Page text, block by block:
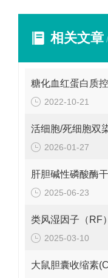
相关文章
糖化血红蛋白质
2022-10-21
2026-01-27
肝胆碱性磷酸酶
2025-06-23
类风湿因子（RF
2025-03-10